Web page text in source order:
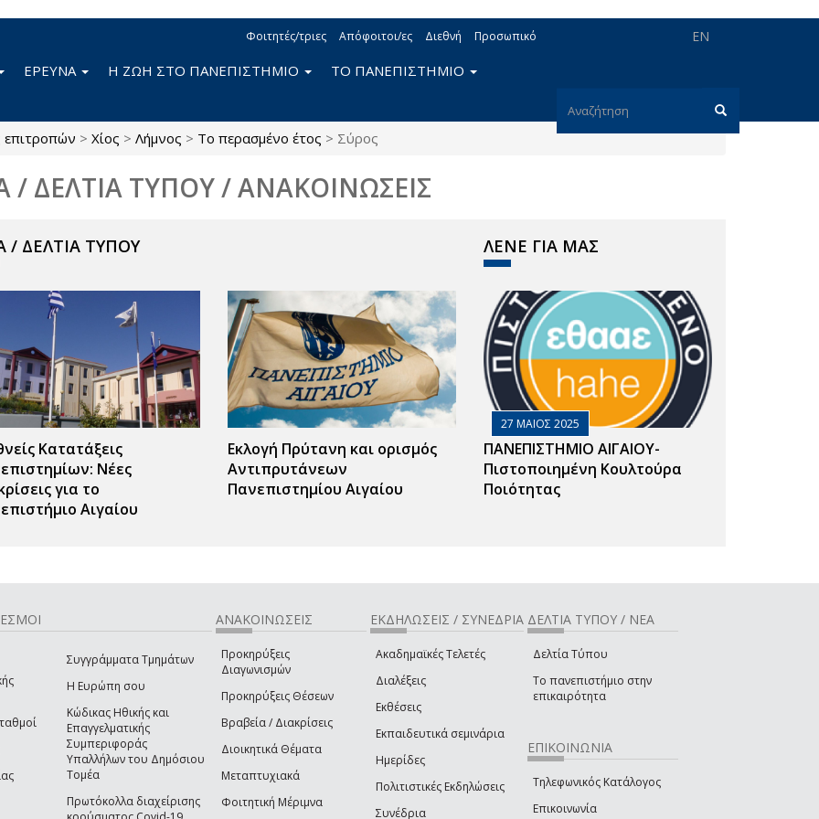
EN
Φοιτητές/τριες Απόφοιτοι/ες Διεθνή Προσωπικό
Φόρμα
ΕΡΕΥΝΑ Η ΖΩΗ ΣΤΟ ΠΑΝΕΠΙΣΤΗΜΙΟ ΤΟ ΠΑΝΕΠΙΣΤΗΜΙΟ
επιτροπών > Χίος > Λήμνος > Το περασμένο έτος > Σύρος
/ ΔΕΛΤΙΑ ΤΥΠΟΥ / ΑΝΑΚΟΙΝΩΣΕΙΣ
/ ΔΕΛΤΙΑ ΤΥΠΟΥ
Κατατάξεις
Νέες
για το
Αιγαίου
Εκλογή Πρύτανη και ορισμός
Αντιπρυτάνεων
Πανεπιστημίου Αιγαίου
ΛΕΝΕ ΓΙΑ ΜΑΣ
27 ΜΑΙΟΣ 2025
ΠΑΝΕΠΙΣΤΗΜΙΟ ΑΙΓΑΙΟΥ-
Πιστοποιημένη Κουλτούρα
Ποιότητας
Συγγράμματα Τμημάτων
Η Ευρώπη σου
Κώδικας Ηθικής και
Επαγγελματικής
Συμπεριφοράς
Υπαλλήλων του Δημόσιου
Τομέα
Πρωτόκολλα διαχείρισης
ΑΝΑΚΟΙΝΩΣΕΙΣ
Προκηρύξεις
Διαγωνισμών
Προκηρύξεις Θέσεων
Βραβεία / Διακρίσεις
Διοικητικά Θέματα
Μεταπτυχιακά
Φοιτητική Μέριμνα
ΕΚΔΗΛΩΣΕΙΣ / ΣΥΝΕΔΡΙΑ
Ακαδημαϊκές Τελετές
Διαλέξεις
Εκθέσεις
Εκπαιδευτικά σεμινάρια
Ημερίδες
Πολιτιστικές Εκδηλώσεις
Συνέδρια
ΔΕΛΤΙΑ ΤΥΠΟΥ / ΝΕΑ
Δελτία Τύπου
Το πανεπιστήμιο στην
επικαιρότητα
ΕΠΙΚΟΙΝΩΝΙΑ
Τηλεφωνικός Κατάλογος
Επικοινωνία